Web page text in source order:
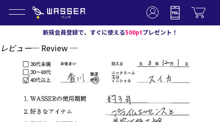
新規会員登録で、すぐに使える500ptプレゼント！
レビュー─ Review ─